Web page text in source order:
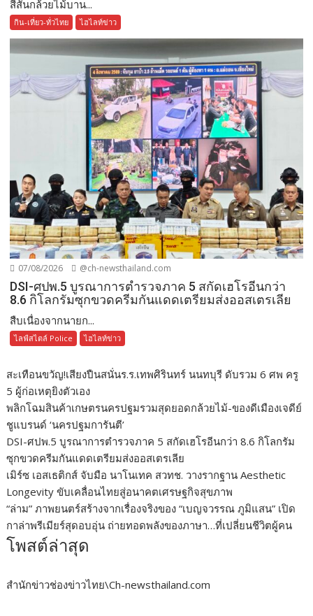
สีสันกล้วยไม้บาน...
กิน-เที่ยว-ทั่วไทย ไฮไลท์ข่าว
07/08/2026 @ch-newsthailand.com
DSI-ศปพ.5 บูรณาการตำรวจภาค 5 สกัดเฮโรอีนกว่า
8.6 กิโลกรัมซุกขวดครีมกันแดดเตรียมส่งออสเตรเลีย
สืบเนื่องจากนายก...
ไลฟ์สไตล์ Police ไฮไลท์ข่าว
สะเทือนขวัญ!เสียงปืนสนั่นร.ร.เทพศิรินทร์ นนทบุรี ดับรวม 6 ศพ ครู
5 ผู้ก่อเหตุยิงตัวเอง
พลิกโฉมสินค้าเกษตรนครปฐมรวมสุดยอดกล้วยไม้-ของดีเมืองเจดีย์
ชูแบรนด์ ‘นครปฐมการันตี’
DSI-ศปพ.5 บูรณาการตำรวจภาค 5 สกัดเฮโรอีนกว่า 8.6 กิโลกรัม
ซุกขวดครีมกันแดดเตรียมส่งออสเตรเลีย
เมิร์ซ เอสเธติกส์ จับมือ นาโนเทค สวทช. วางรากฐาน Aesthetic
Longevity ขับเคลื่อนไทยสู่อนาคตเศรษฐกิจสุขภาพ
“ล่าม” ภาพยนตร์สร้างจากเรื่องจริงของ “เบญจวรรณ ภูมิแสน” เปิด
กาล่าพรีเมียร์สุดอบอุ่น ถ่ายทอดพลังของภาษา…ที่เปลี่ยนชีวิตผู้คน
โพสต์ล่าสุด
สำนักข่าวช่องข่าวไทย\Ch-newsthailand.com